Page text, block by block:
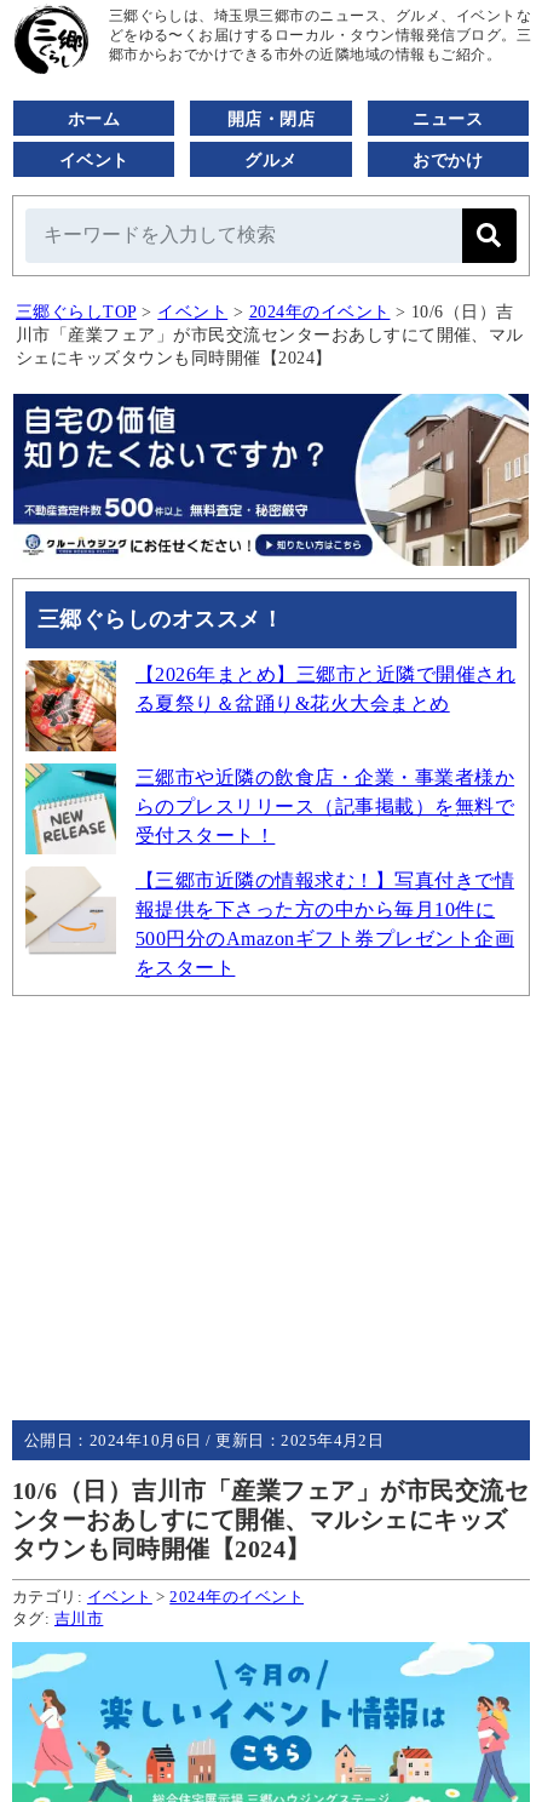
三郷ぐらしは、埼玉県三郷市のニュース、グルメ、イベントな
どをゆる〜くお届けするローカル・タウン情報発信ブログ。三
郷市からおでかけできる市外の近隣地域の情報もご紹介。
ホーム 開店・閉店 ニュース
イベント グルメ おでかけ
三郷ぐらしTOP > イベント > 2024年のイベント > 10/6（日）吉
川市「産業フェア」が市民交流センターおあしすにて開催、マル
シェにキッズタウンも同時開催【2024】
三郷ぐらしのオススメ！
【2026年まとめ】三郷市と近隣で開催され
る夏祭り＆盆踊り&花火大会まとめ
三郷市や近隣の飲食店・企業・事業者様か
らのプレスリリース（記事掲載）を無料で
受付スタート！
【三郷市近隣の情報求む！】写真付きで情
報提供を下さった方の中から毎月10件に
500円分のAmazonギフト券プレゼント企画
をスタート
公開日： 2024年10月6日 / 更新日：2025年4月2日
10/6（日）吉川市「産業フェア」が市民交流セ
ンターおあしすにて開催、マルシェにキッズ
タウンも同時開催【2024】
カテゴリ: イベント >2024年のイベント
タグ: 吉川市